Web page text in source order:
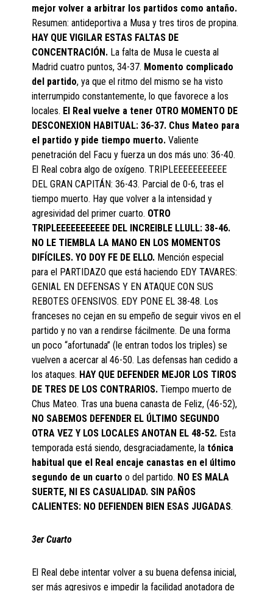
mejor volver a arbitrar los partidos como antaño.
Resumen: antideportiva a Musa y tres tiros de propina.
HAY QUE VIGILAR ESTAS FALTAS DE
CONCENTRACIÓN. La falta de Musa le cuesta al
Madrid cuatro puntos, 34-37. Momento complicado
del partido, ya que el ritmo del mismo se ha visto
interrumpido constantemente, lo que favorece a los
locales. El Real vuelve a tener OTRO MOMENTO DE
DESCONEXION HABITUAL: 36-37. Chus Mateo para
el partido y pide tiempo muerto.Valiente
penetración del Facu y fuerza un dos más uno: 36-40.
El Real cobra algo de oxígeno. TRIPLEEEEEEEEEEE
DEL GRAN CAPITÁN: 36-43. Parcial de 0-6, tras el
tiempo muerto. Hay que volver a la intensidad y
agresividad del primer cuarto. OTRO
TRIPLEEEEEEEEEEE DEL INCREIBLE LLULL: 38-46.
NO LE TIEMBLA LA MANO EN LOS MOMENTOS
DIFÍCILES. YO DOY FE DE ELLO. Mención especial
para el PARTIDAZO que está haciendo EDY TAVARES:
GENIAL EN DEFENSAS Y EN ATAQUE CON SUS
REBOTES OFENSIVOS. EDY PONE EL 38-48. Los
franceses no cejan en su empeño de seguir vivos en el
partido y no van a rendirse fácilmente. De una forma
un poco “afortunada” (le entran todos los triples) se
vuelven a acercar al 46-50. Las defensas han cedido a
los ataques. HAY QUE DEFENDER MEJOR LOS TIROS
DE TRES DE LOS CONTRARIOS. Tiempo muerto de
Chus Mateo. Tras una buena canasta de Feliz, (46-52),
NO SABEMOS DEFENDER EL ÚLTIMO SEGUNDO
OTRA VEZ Y LOS LOCALES ANOTAN EL 48-52. Esta
temporada está siendo, desgraciadamente, la tónica
habitual que el Real encaje canastas en el último
segundo de un cuarto o del partido. NO ES MALA
SUERTE, NI ES CASUALIDAD. SIN PAÑOS
CALIENTES: NO DEFIENDEN BIEN ESAS JUGADAS.
3er Cuarto
El Real debe intentar volver a su buena defensa inicial,
ser más agresivos e impedir la facilidad anotadora de